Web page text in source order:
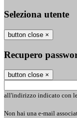
Seleziona utente
button close ×
Recupero
button close ×
all'indirizzo indicato con
Non hai una e-mail